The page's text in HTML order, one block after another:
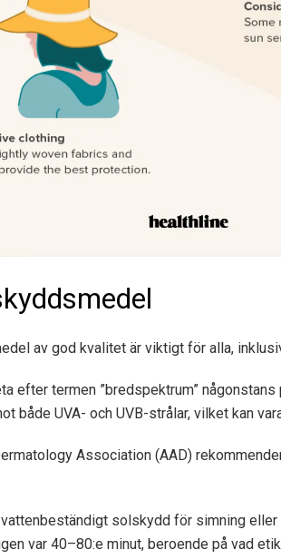
av god kvalitet är viktigt för alla,
efter termen ”bredspektrum”
både UVA- och UVB-strålar, vilket kan
Association (AAD)
solskydd för simning
var 40–80:e minut, beroende på vad